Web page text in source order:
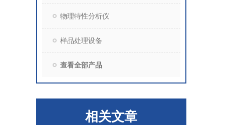
物理特性分析仪
样品处理设备
查看全部产品
相关文章